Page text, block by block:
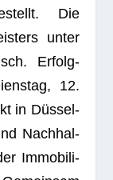
Die
unter
Erfolg­
12.
in Düs­sel­
Nach­hal­
Immo­bi­li­